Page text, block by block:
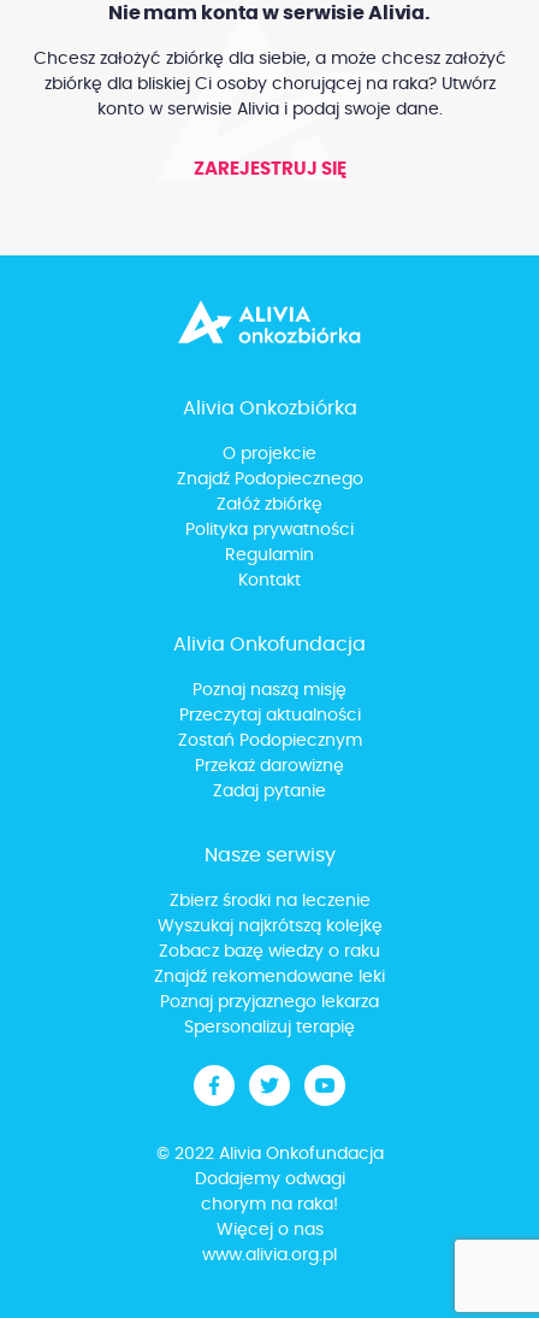
Nie mam konta w serwisie Alivia.
Chcesz założyć zbiórkę dla siebie, a może chcesz założyć
zbiórkę dla bliskiej Ci osoby chorującej na raka? Utwórz
konto w serwisie Alivia i podaj swoje dane.
ZAREJESTRUJ SIĘ
Alivia Onkozbiórka
O projekcie
Znajdź Podopiecznego
Załóż zbiórkę
Polityka prywatności
Regulamin
Kontakt
Alivia Onkofundacja
Poznaj naszą misję
Przeczytaj aktualności
Zostań Podopiecznym
Przekaż darowiznę
Zadaj pytanie
Nasze serwisy
Zbierz środki na leczenie
Wyszukaj najkrótszą kolejkę
Zobacz bazę wiedzy o raku
Znajdź rekomendowane leki
Poznaj przyjaznego lekarza
Spersonalizuj terapię
© 2022 Alivia Onkofundacja
Dodajemy odwagi
chorym na raka!
Więcej o nas
www.alivia.org.pl